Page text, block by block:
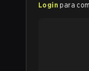
Login para